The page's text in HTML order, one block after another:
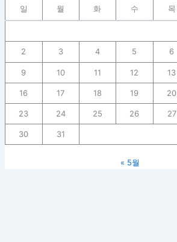
일 월 화 수 목
2 3 4 5 6
9 10 11 12 13
16 17 18 19 20
23 24 25 26 27
30 31
« 5월